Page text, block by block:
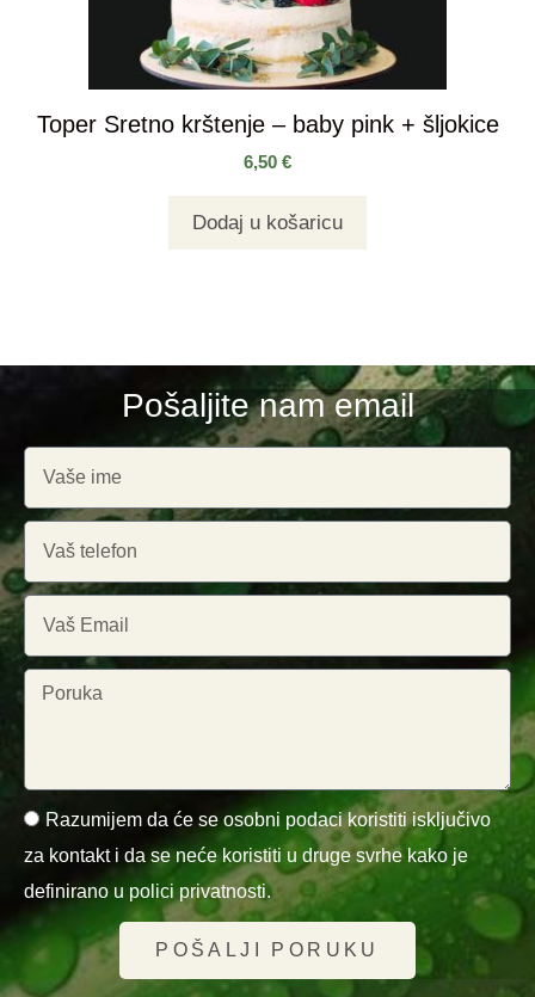
Toper Sretno krštenje – baby pink + šljokice
6,50 €
Dodaj u košaricu
Pošaljite nam email
Razumijem da će se osobni podaci koristiti isključivo
za kontakt i da se neće koristiti u druge svrhe kako je
definirano u polici privatnosti.
POŠALJI PORUKU